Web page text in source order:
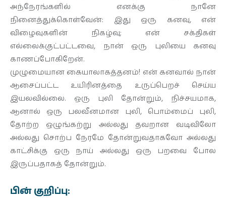
அந்நேரங்களில் எனக்கு நானே
நினைத்துக்கொள்வேன்: இது ஒரு கனவு, என்
விழைவுகளின் நிகழ்வு; என் சக்திகள்
எல்லைக்குட்பட்டவை, நான் ஒரு புலியை கனவு
காணப்போகிறேன்.
முழுமையான கையாலாகத்தனம்! என் கனவால் நான்
ஆசைப்பட்ட உயிரினத்தை உருப்பெறச் செய்ய
இயலவில்லை. ஒரு புலி தோன்றும், நிச்சயமாக,
ஆனால் ஒரு பலவீனமான புலி, பொம்மைப் புலி,
தோற்ற ஒழுங்கற்று அல்லது தவறான வடிவிலோ
அல்லது சொற்ப நேரமே தோன்றுவதாகவோ அல்லது
காட்சிக்கு ஒரு நாய் அல்லது ஒரு பறவை போல
இருப்பதாகத் தோன்றும்.
பின் குறிப்பு: